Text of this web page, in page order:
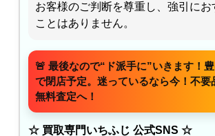
お客様のご判断を尊重し、強引にお
ことはありません。
🚨 最後なので“ド派手に”いきます！
で閉店予定。迷っているなら今！不要
無料査定へ！
☆ 買取専門いちふじ 公式SNS ☆